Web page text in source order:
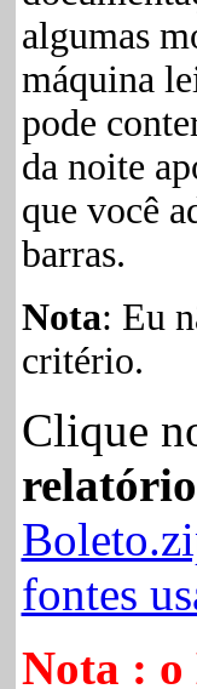
algumas
máquina
pode
da noite
que você
barras.
Nota: Eu
critério.
Clique
fontes
Nota : o